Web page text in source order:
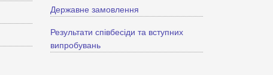
Державне замовлення
Результати співбесіди та вступних
випробувань